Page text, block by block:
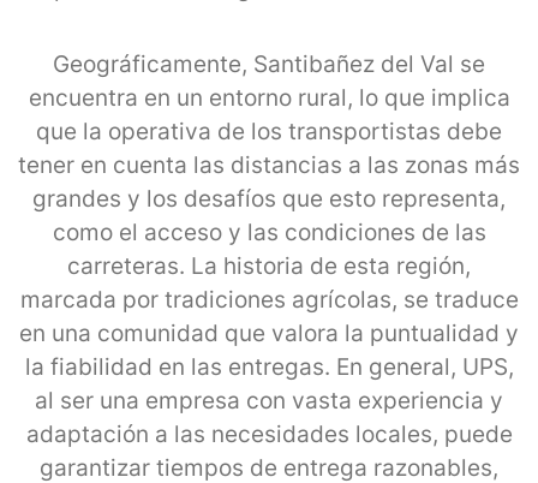
Geográficamente, Santibañez del Val se
encuentra en un entorno rural, lo que implica
que la operativa de los transportistas debe
tener en cuenta las distancias a las zonas más
grandes y los desafíos que esto representa,
como el acceso y las condiciones de las
carreteras. La historia de esta región,
marcada por tradiciones agrícolas, se traduce
en una comunidad que valora la puntualidad y
la fiabilidad en las entregas. En general, UPS,
al ser una empresa con vasta experiencia y
adaptación a las necesidades locales, puede
garantizar tiempos de entrega razonables,